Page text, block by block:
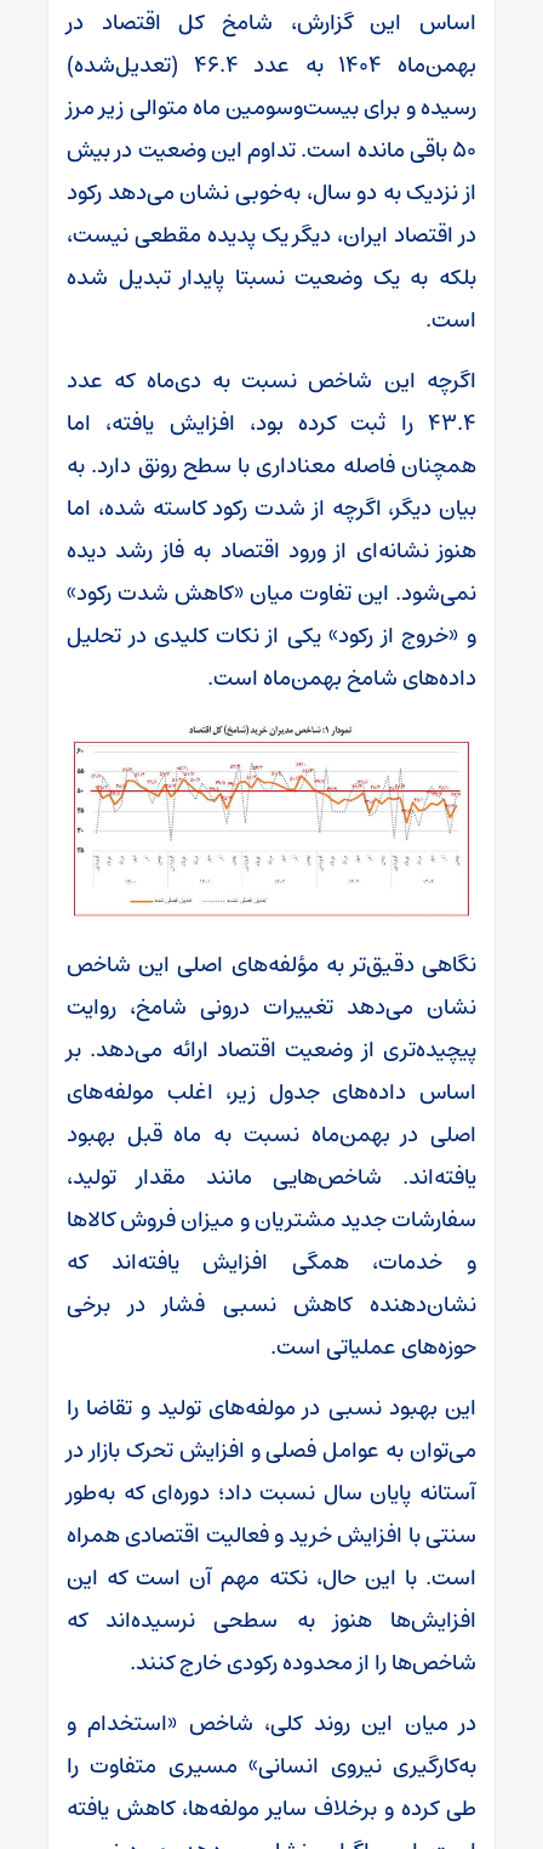
اساس این گزارش، شامخ کل اقتصاد در
بهمن‌ماه ۱۴۰۴ به عدد ۴۶.۴ (تعدیل‌شده)
رسیده و برای بیست‌وسومین ماه متوالی زیر مرز
۵۰ باقی مانده است. تداوم این وضعیت در بیش
از نزدیک به دو سال، به‌خوبی نشان می‌دهد رکود
در اقتصاد ایران، دیگر یک پدیده مقطعی نیست،
بلکه به یک وضعیت نسبتا پایدار تبدیل شده
است.
اگرچه این شاخص نسبت به دی‌ماه که عدد
۴۳.۴ را ثبت کرده بود، افزایش یافته، اما
همچنان فاصله معناداری با سطح رونق دارد. به
بیان دیگر، اگرچه از شدت رکود کاسته شده، اما
هنوز نشانه‌ای از ورود اقتصاد به فاز رشد دیده
نمی‌شود. این تفاوت میان «کاهش شدت رکود»
و «خروج از رکود» یکی از نکات کلیدی در تحلیل
داده‌های شامخ بهمن‌ماه است.
نگاهی دقیق‌تر به مؤلفه‌های اصلی این شاخص
نشان می‌دهد تغییرات درونی شامخ، روایت
پیچیده‌تری از وضعیت اقتصاد ارائه می‌دهد. بر
اساس داده‌های جدول زیر، اغلب مولفه‌های
اصلی در بهمن‌ماه نسبت به ماه قبل بهبود
یافته‌اند. شاخص‌هایی مانند مقدار تولید،
سفارشات جدید مشتریان و میزان فروش کالا‌ها
و خدمات، همگی افزایش یافته‌اند که
نشان‌دهنده کاهش نسبی فشار در برخی
حوزه‌های عملیاتی است.
این بهبود نسبی در مولفه‌های تولید و تقاضا را
می‌توان به عوامل فصلی و افزایش تحرک بازار در
آستانه پایان سال نسبت داد؛ دوره‌ای که به‌طور
سنتی با افزایش خرید و فعالیت اقتصادی همراه
است. با این حال، نکته مهم آن است که این
افزایش‌ها هنوز به سطحی نرسیده‌اند که
شاخص‌ها را از محدوده رکودی خارج کنند.
در میان این روند کلی، شاخص «استخدام و
به‌کارگیری نیروی انسانی» مسیری متفاوت را
طی کرده و برخلاف سایر مولفه‌ها، کاهش یافته